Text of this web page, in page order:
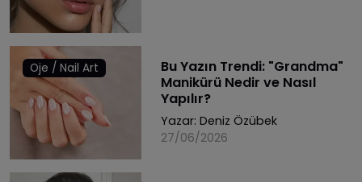
Oje / Nail Art
Bu Yazın Trendi: "Grandma"
Manikürü Nedir ve Nasıl
Yapılır?
Yazar: Deniz Özübek
27/06/2026